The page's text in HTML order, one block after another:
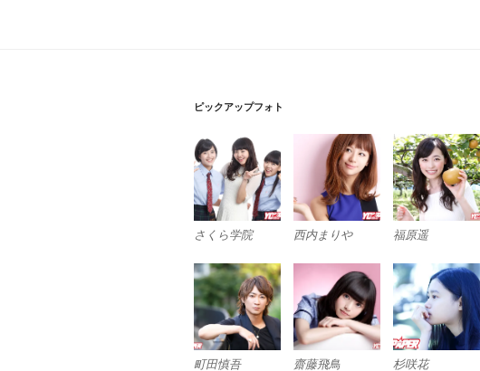
ピックアップフォト
さくら学院 西内まりや 福原遥
町田慎吾 齋藤飛鳥 杉咲花